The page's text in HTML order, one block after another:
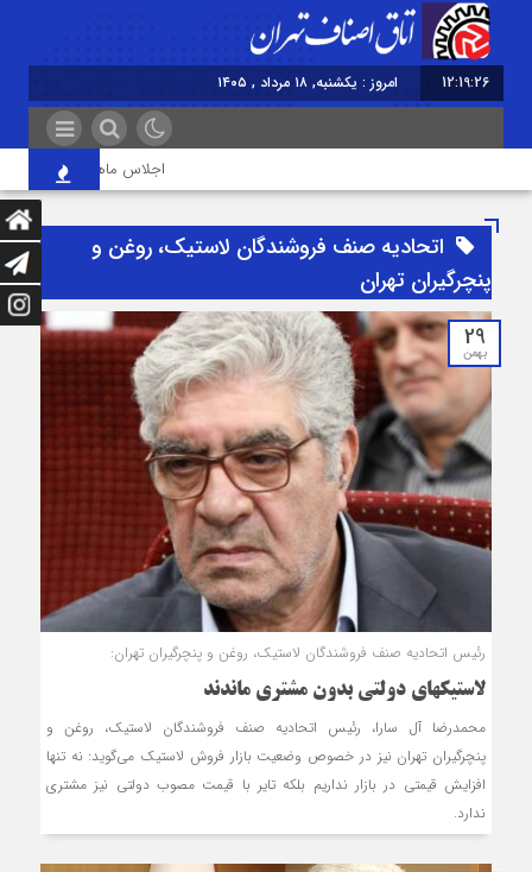
12:19:27 امروز : یکشنبه, ۱۸ مرداد , ۱۴۰۵
اجلاس ماهانه اتاق اصناف
اتحادیه صنف فروشندگان لاستیک، روغن و
پنچرگیران تهران
29
بهمن
رئیس اتحادیه صنف فروشندگان لاستیک، روغن و پنچرگیران تهران:
لاستیک‎های دولتی بدون مشتری ماندند
محمدرضا آل سارا، رئیس اتحادیه صنف فروشندگان لاستیک، روغن و
پنچرگیران تهران نیز در خصوص وضعیت بازار فروش لاستیک می‌گوید: نه تنها
افزایش قیمتی در بازار نداریم بلکه تایر با قیمت مصوب دولتی نیز مشتری
ندارد.